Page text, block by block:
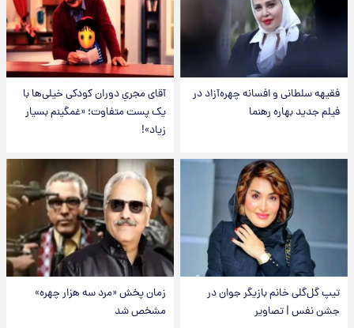
فقیهه سلطانی و افسانه چهره‌آزاد در
فیلم جدید بهاره رهنما
آقای مجریِ دوران کودکی خیلی‌ها با
یک پست متفاوت؛ «غمگینم بسیار
زیاد»!
تیپ گل‌گلی خانم بازیگر جوان در
جشن نفس | تصاویر
زمان پخش «مرد سه هزار چهره»
مشخص شد